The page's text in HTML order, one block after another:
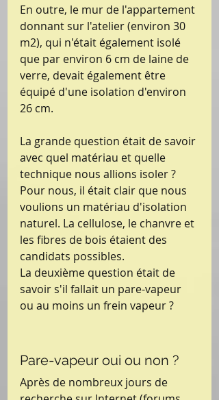
En outre, le mur de l'appartement
donnant sur l'atelier (environ 30
m2), qui n'était également isolé
que par environ 6 cm de laine de
verre, devait également être
équipé d'une isolation d'environ
26 cm.
La grande question était de savoir
avec quel matériau et quelle
technique nous allions isoler ?
Pour nous, il était clair que nous
voulions un matériau d'isolation
naturel. La cellulose, le chanvre et
les fibres de bois étaient des
candidats possibles.
La deuxième question était de
savoir s'il fallait un pare-vapeur
ou au moins un frein vapeur ?
Pare-vapeur oui ou non ?
Après de nombreux jours de